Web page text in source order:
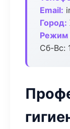
Email:
Город:
Режим
Сб-Вс: